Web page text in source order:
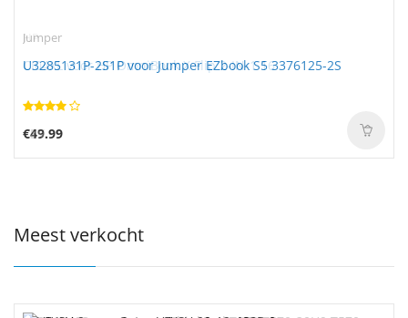
Jumper
U3285131P-2S1P voor Jumper EZbook S5 3376125-2S
€49.99
Meest verkocht